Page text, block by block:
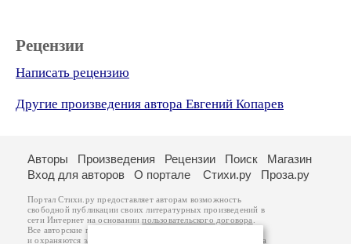
Рецензии
Написать рецензию
Другие произведения автора Евгений Копарев
Авторы Произведения Рецензии Поиск
Магазин
Вход для авторов
О портале Стихи.ру Проза.ру
Портал Стихи.ру предоставляет авторам возможность
свободной публикации своих литературных произведений в
сети Интернет на основаниипользовательского договора
Все авторские права на произведения принадлежат авторам
и охраняются законом . Перепечатка произведений возможна